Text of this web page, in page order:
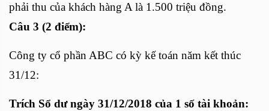
phải thu của khách hàng A là 1.500 triệu đồng.
Câu 3 (2 điểm):
Công ty cổ phần ABC có kỳ kế toán năm kết thúc
31/12:
Trích Sổ dư ngày 31/12/2018 của 1 số tài khoản: